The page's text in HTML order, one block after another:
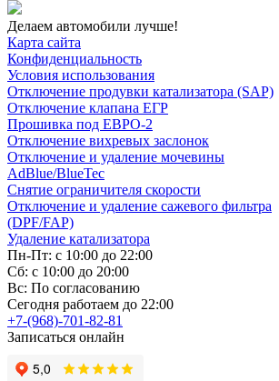
Делаем автомобили лучше!
Карта сайта
Конфиденциальность
Условия использования
Отключение продувки катализатора (SAP)
Отключение клапана ЕГР
Прошивка под ЕВРО-2
Отключение вихревых заслонок
Отключение и удаление мочевины
AdBlue/BlueTec
Снятие ограничителя скорости
Отключение и удаление сажевого фильтра
(DPF/FAP)
Удаление катализатора
Пн-Пт: с 10:00 до 22:00
Сб: с 10:00 до 20:00
Вс: По согласованию
Сегодня работаем до 22:00
+7-(968)-701-82-81
Записаться онлайн